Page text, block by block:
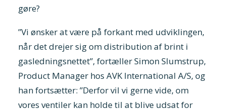
gøre?
”Vi ønsker at være på forkant med udviklingen,
når det drejer sig om distribution af brint i
gasledningsnettet”, fortæller Simon Slumstrup,
Product Manager hos AVK International A/S, og
han fortsætter: ”Derfor vil vi gerne vide, om
vores ventiler kan holde til at blive udsat for